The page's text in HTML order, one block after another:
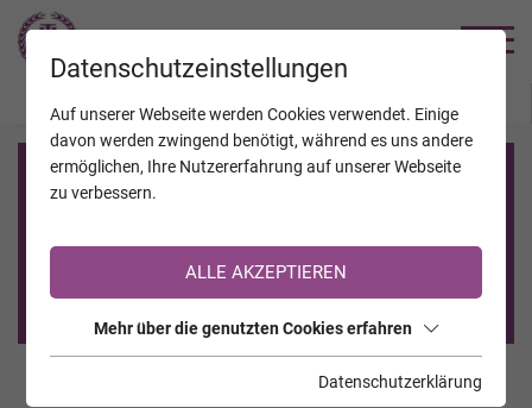
Registrierung auf TrauerHilfe.it
Sie sind noch nicht auf TrauerHilfe.it registriert?
>> zur kostenlosen Registrierung <<
Datenschutzeinstellungen
Auf unserer Webseite werden Cookies verwendet. Einige
davon werden zwingend benötigt, während es uns andere
ermöglichen, Ihre Nutzererfahrung auf unserer Webseite
zu verbessern.
ALLE AKZEPTIEREN
Mehr über die genutzten Cookies erfahren
Datenschutzerklärung
JAHRESTAGE KALENDER VERSTORBENE